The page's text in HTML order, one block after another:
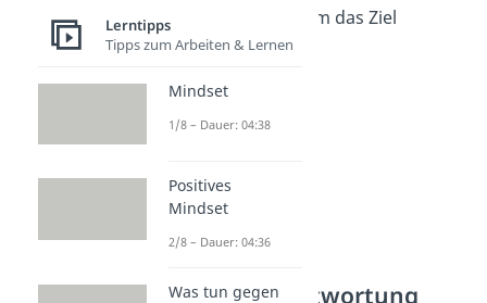
Team gemeinsam das Ziel
erreicht.
Eigenverantwortung
Lerntipps
Tipps zum Arbeiten & Lernen
Mindset
1/8 – Dauer: 04:38
Positives
Mindset
2/8 – Dauer: 04:36
Was tun gegen